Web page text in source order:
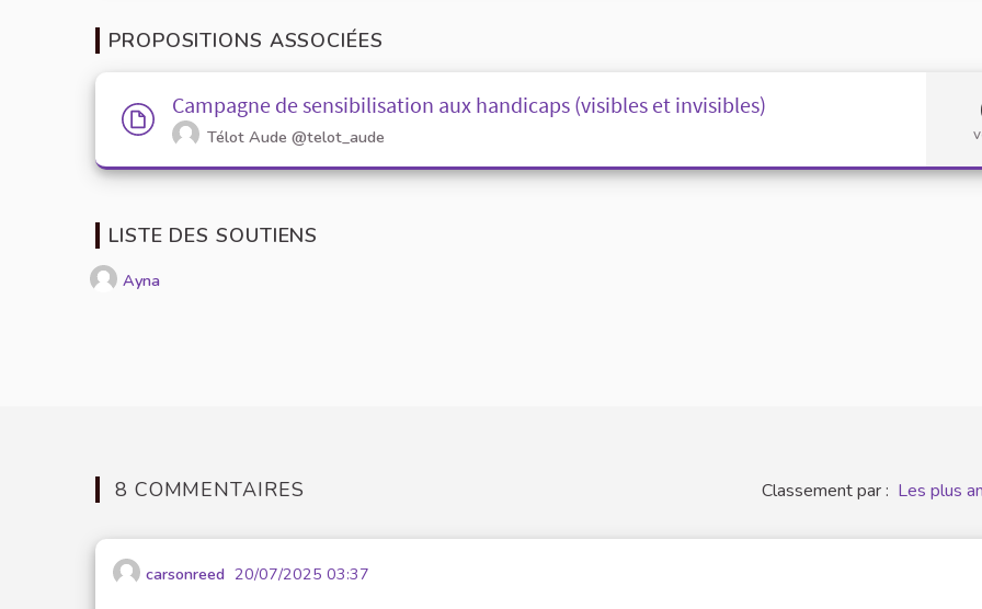
PROPOSITIONS ASSOCIÉES
Campagne de sensibilisation aux handicaps (visibles et invisibles)
Télot Aude @telot_aude
LISTE DES SOUTIENS
Ayna
8 COMMENTAIRES Classement par : Les plus
carsonreed 20/07/2025 03:37